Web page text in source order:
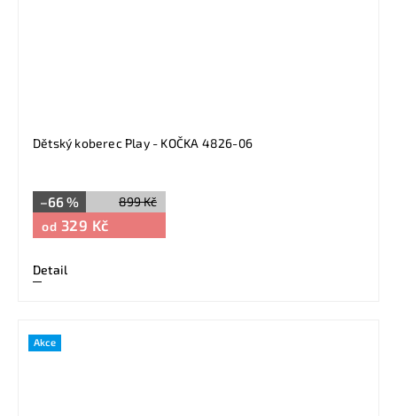
Dětský koberec Play - KOČKA 4826-06
899 Kč
–66 %
od 329 Kč
Detail
Akce